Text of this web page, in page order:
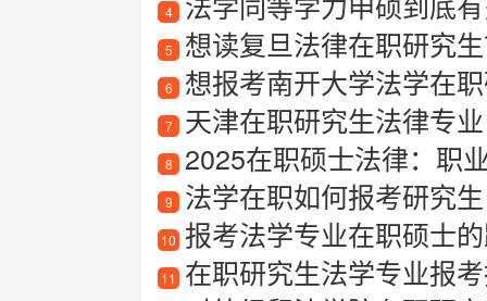
4
5 想读复旦法律在职研究
6 想报考南开大学法学在职
7 天津在职研究生法律专业
8 2025在职硕士法律：职
9 法学在职如何报考研究生
10 报考法学专业在职硕士
11 在职研究生法学专业报